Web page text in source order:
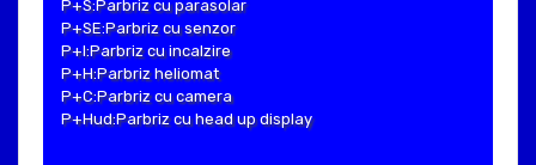
P+S:Parbriz cu parasolar
P+SE:Parbriz cu senzor
P+I:Parbriz cu incalzire
P+H:Parbriz heliomat
P+C:Parbriz cu camera
P+Hud:Parbriz cu head up display